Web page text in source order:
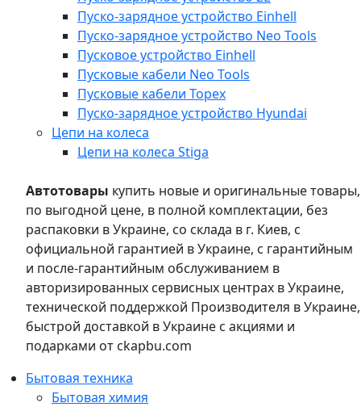
Пуско-зарядное устройство Einhell
Пуско-зарядное устройство Neo Tools
Пусковое устройство Einhell
Пусковые кабели Neo Tools
Пусковые кабели Topex
Пуско-зарядное устройство Hyundai
Цепи на колеса
Цепи на колеса Stiga
Автотовары купить новые и оригинальные товары,
по выгодной цене, в полной комплектации, без
распаковки в Украине, со склада в г. Киев, с
официальной гарантией в Украине, с гарантийным
и после-гарантийным обслуживанием в
авторизированных сервисных центрах в Украине,
технической поддержкой Производителя в Украине,
быстрой доставкой в Украине с акциями и
подарками от ckapbu.com
Бытовая техника
Бытовая химия